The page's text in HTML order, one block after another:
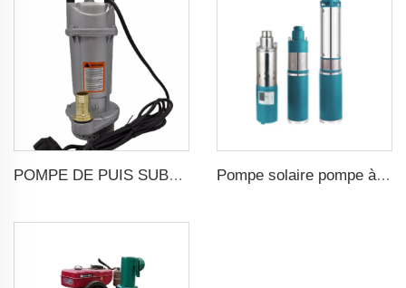
POMPE DE PUIS SUBMERGIBLE SOLAIRE DC Pompe solaire pompe à eau solaire